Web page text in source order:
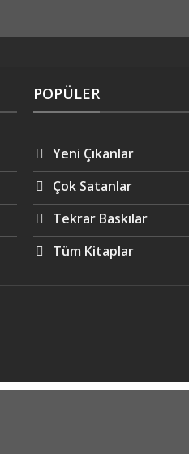
POPÜLER
Yeni Çıkanlar
Çok Satanlar
Tekrar Baskılar
Tüm Kitaplar